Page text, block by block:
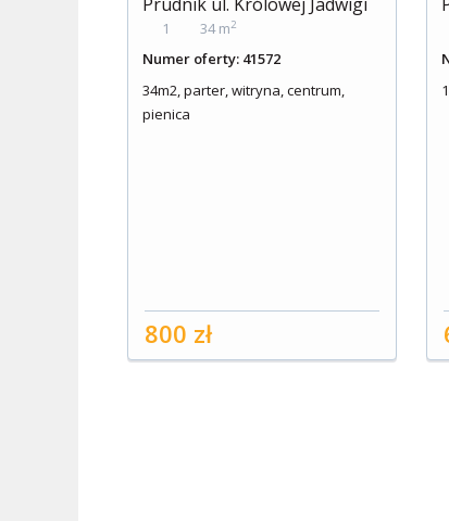
1 34 m2
Numer oferty: 41572
34m2, parter, witryna, centrum,
pienica
800 zł